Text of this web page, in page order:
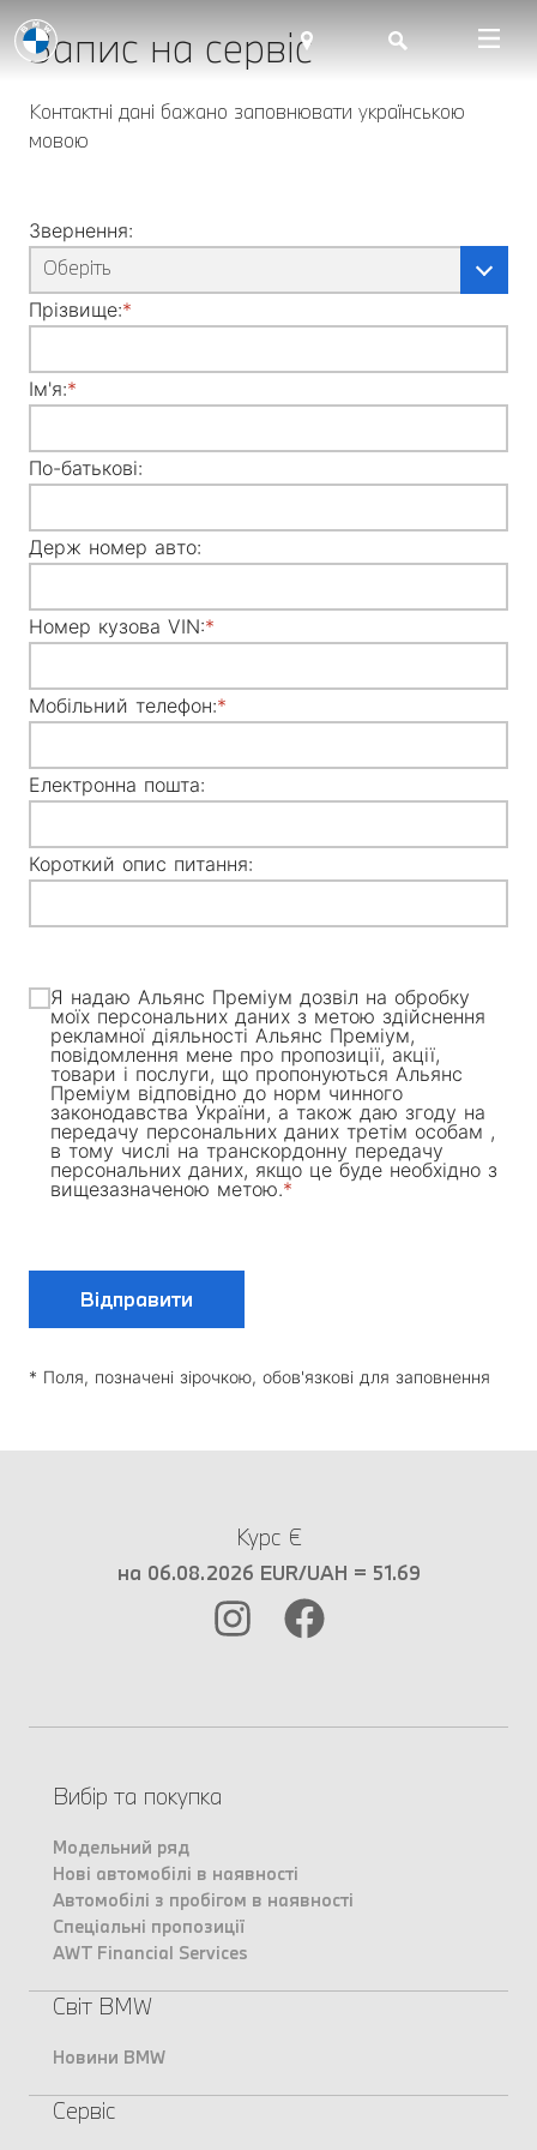
Запис на сервіс
Контактні дані бажано заповнювати українською
мовою
Звернення:
Оберіть
Прізвище:
Ім'я:
По-батькові:
Держ номер авто:
Номер кузова VIN:
Мобільний телефон:
Електронна пошта:
Короткий опис питання:
Я надаю Альянс Преміум дозвіл на обробку
моїх персональних даних з метою здійснення
рекламної діяльності Альянс Преміум,
повідомлення мене про пропозиції, акції,
товари і послуги, що пропонуються Альянс
Преміум відповідно до норм чинного
законодавства України, а також даю згоду на
передачу персональних даних третім особам ,
в тому числі на транскордонну передачу
персональних даних, якщо це буде необхідно з
вищезазначеною метою.
Відправити
* Поля, позначені зірочкою, обов'язкові для заповнення
Курс €
на 06.08.2026 EUR/UAH = 51.69
Вибір та покупка
Модельний ряд
Нові автомобілі в наявності
Автомобілі з пробігом в наявності
Спеціальні пропозиції
AWT Financial Services
Світ BMW
Новини BMW
Сервіс